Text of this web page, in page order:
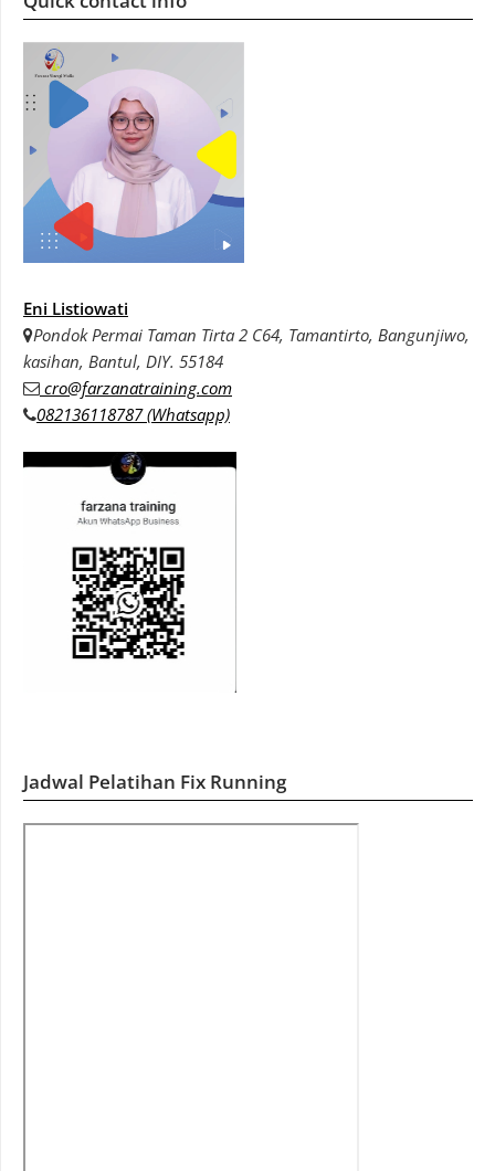
Eni Listiowati
Pondok Permai Taman Tirta 2 C64, Tamantirto, Bangunjiwo,
kasihan, Bantul, DIY. 55184
cro@farzanatraining.com
082136118787 (Whatsapp)
Jadwal Pelatihan Fix Running